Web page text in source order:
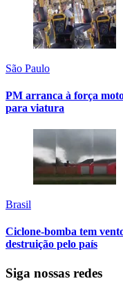
São Paulo
PM arranca à força
para viatura
Brasil
Ciclone-bomba tem
destruição pelo país
Siga nossas redes